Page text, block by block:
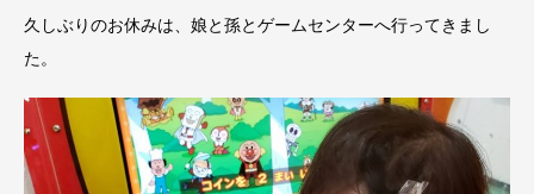
久しぶりのお休みは、娘と孫とゲームセンターへ行ってきまし
た。